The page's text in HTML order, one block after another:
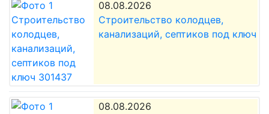
08.08.2026
Строительство колодцев,
канализаций, септиков под ключ
08.08.2026